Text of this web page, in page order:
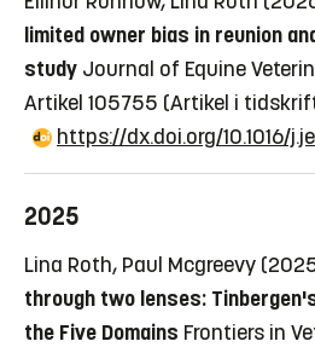
limited owner bias in reunion
study Journal of Equine
Artikel 105755 (Artikel i
https://dx.doi.org/10.1016/
2025
Lina Roth, Paul Mcgreevy
through two lenses:
the Five Domains Frontiers in